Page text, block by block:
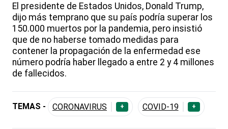
El presidente de Estados Unidos, Donald Trump,
dijo más temprano que su país podría superar los
150.000 muertos por la pandemia, pero insistió
que de no haberse tomado medidas para
contener la propagación de la enfermedad ese
número podría haber llegado a entre 2 y 4 millones
de fallecidos.
TEMAS - CORONAVIRUS + COVID-19 +